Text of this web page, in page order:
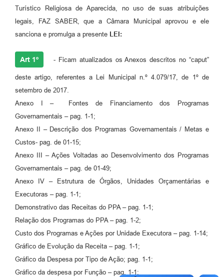
Projetos
Participe mais
Contas Públicas
Telefones Úteis
Agenda
Notícias
FAQ
Turístico Religiosa de Aparecida, no uso de suas atribuições
legais, FAZ SABER, que a Câmara Municipal aprovou e ele
sanciona e promulga a presente LEI:
Art 1º - Ficam atualizados os Anexos descritos no “caput”
deste artigo, referentes a Lei Municipal n.º 4.079/17, de 1º de
setembro de 2017.
Anexo I – Fontes de Financiamento dos Programas
Governamentais – pag. 1-1;
Anexo II – Descrição dos Programas Governamentais / Metas e
Custos- pag. de 01-15;
Anexo III – Ações Voltadas ao Desenvolvimento dos Programas
Governamentais – pag. de 01-49;
Anexo IV – Estrutura de Órgãos, Unidades Orçamentárias e
Executoras – pag. 1-1;
Demonstrativo das Receitas do PPA – pag. 1-1;
Relação dos Programas do PPA – pag. 1-2;
Custo dos Programas e Ações por Unidade Executora – pag. 1-14;
Gráfico de Evolução da Receita – pag. 1-1;
Gráfico da Despesa por Tipo de Ação; pag. 1-1;
Gráfico da despesa por Função – pag. 1-1;